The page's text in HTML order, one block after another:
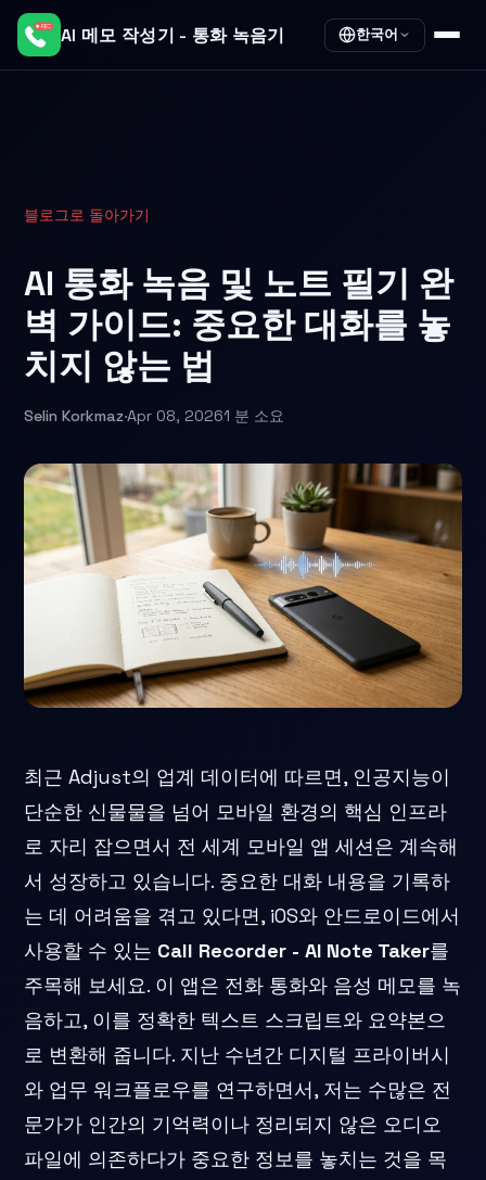
AI 메모 작성기 - 통화 녹음기 한국어
블로그로 돌아가기
AI 통화 녹음 및 노트 필기 완
벽 가이드: 중요한 대화를 놓
치지 않는 법
Selin Korkmaz·Apr 08, 20261 분 소요
최근 Adjust의 업계 데이터에 따르면, 인공지능이
단순한 신물물을 넘어 모바일 환경의 핵심 인프라
로 자리 잡으면서 전 세계 모바일 앱 세션은 계속해
서 성장하고 있습니다. 중요한 대화 내용을 기록하
는 데 어려움을 겪고 있다면, iOS와 안드로이드에서
사용할 수 있는 Call Recorder - AI Note Taker를
주목해 보세요. 이 앱은 전화 통화와 음성 메모를 녹
음하고, 이를 정확한 텍스트 스크립트와 요약본으
로 변환해 줍니다. 지난 수년간 디지털 프라이버시
와 업무 워크플로우를 연구하면서, 저는 수많은 전
문가가 인간의 기억력이나 정리되지 않은 오디오
파일에 의존하다가 중요한 정보를 놓치는 것을 목